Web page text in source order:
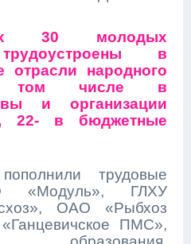
30 молодых
в
отрасли народного
том числе в
и организации
22- в бюджетные
трудовые
«Модуль», ГЛХУ
ОАО «Рыбхоз
ПМС»,